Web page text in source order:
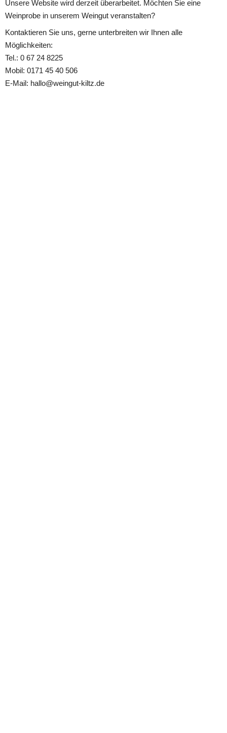
Unsere Website wird derzeit überarbeitet. Möchten Sie eine
Weinprobe in unserem Weingut veranstalten?
Kontaktieren Sie uns, gerne unterbreiten wir Ihnen alle
Möglichkeiten:
Tel.: 0 67 24 8225
Mobil: 0171 45 40 506
E-Mail: hallo@weingut-kiltz.de